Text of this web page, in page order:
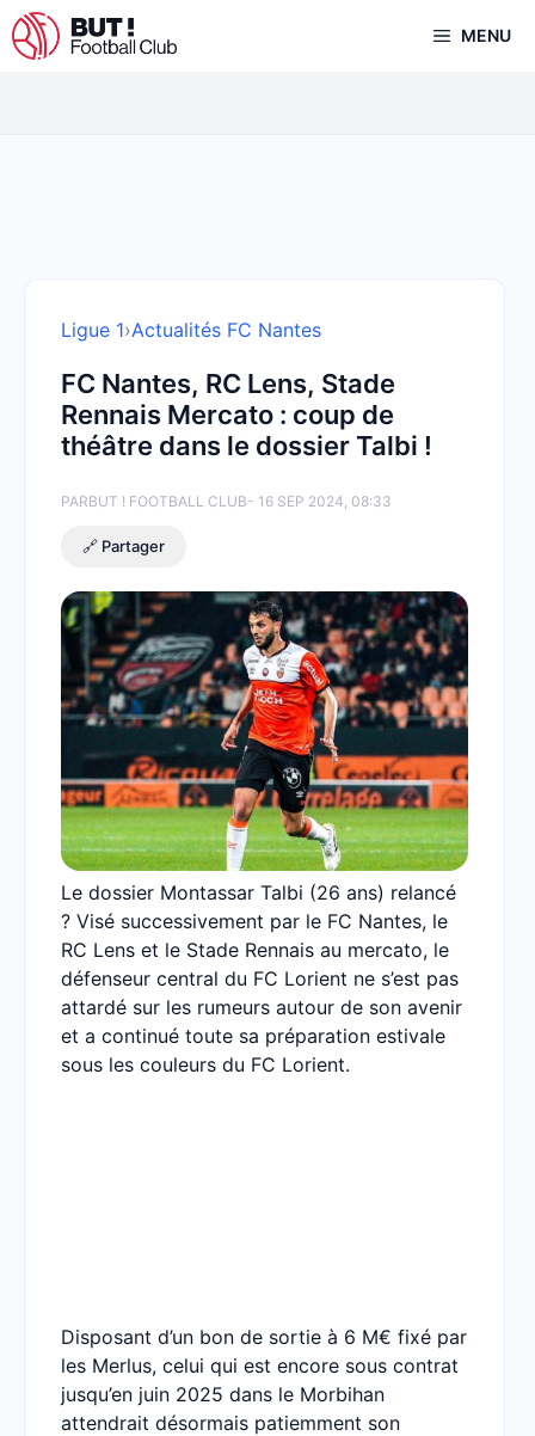
Aller
au
MENU
Ligue 1›Actualités FC Nantes
FC Nantes, RC Lens, Stade
Rennais Mercato : coup de
théâtre dans le dossier Talbi !
PARBUT ! FOOTBALL CLUB- 16 SEP 2024, 08:33
🔗 Partager
Le dossier Montassar Talbi (26 ans) relancé
? Visé successivement par le FC Nantes, le
RC Lens et le Stade Rennais au mercato, le
défenseur central du FC Lorient ne s’est pas
attardé sur les rumeurs autour de son avenir
et a continué toute sa préparation estivale
sous les couleurs du FC Lorient.
Disposant d’un bon de sortie à 6 M€ fixé par
les Merlus, celui qui est encore sous contrat
jusqu’en juin 2025 dans le Morbihan
attendrait désormais patiemment son